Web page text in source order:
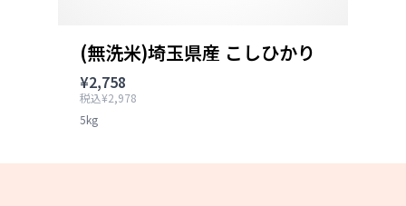
(無洗米)埼玉県産 こしひかり
¥2,758
税込¥2,978
5kg